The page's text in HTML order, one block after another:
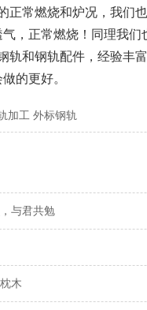
正常燃烧和炉况，我们
，正常燃烧！同理我们
轨和钢轨配件，经验丰
的更好。
加工 外标钢轨
与君共勉
木